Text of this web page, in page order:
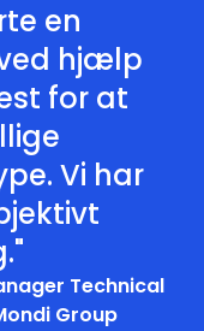
en
hjælp
for at
Vi har
Technical
Group